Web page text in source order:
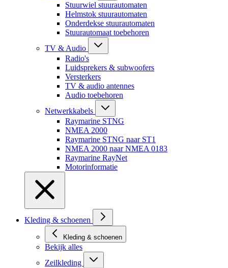
Stuurwiel stuurautomaten
Helmstok stuurautomaten
Onderdekse stuurautomaten
Stuurautomaat toebehoren
TV & Audio
Radio's
Luidsprekers & subwoofers
Versterkers
TV & audio antennes
Audio toebehoren
Netwerkkabels
Raymarine STNG
NMEA 2000
Raymarine STNG naar ST1
NMEA 2000 naar NMEA 0183
Raymarine RayNet
Motorinformatie
Kleding & schoenen
Kleding & schoenen
Bekijk alles
Zeilkleding